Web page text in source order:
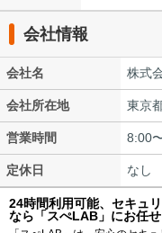
会社情報
会社名 株式
会社所在地 東京
営業時間 8:00
定休日 なし
24時間利用可能、セキュ
なら「スぺLAB」にお任せ